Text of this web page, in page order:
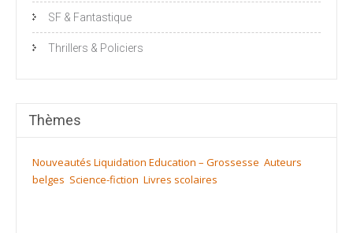
SF & Fantastique
Thrillers & Policiers
Thèmes
Nouveautés Liquidation Education – Grossesse Auteurs
belges Science-fiction Livres scolaires